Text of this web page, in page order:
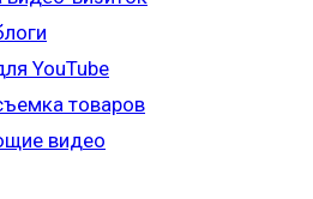
YouTube
товаров
видео